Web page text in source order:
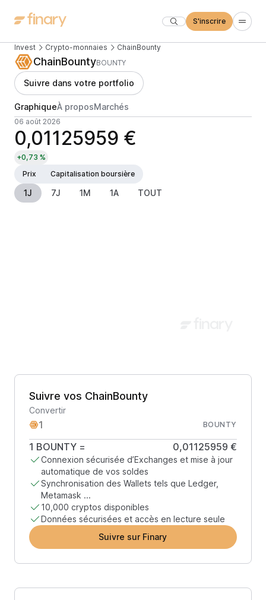
S'inscrire
Invest Crypto-monnaies ChainBounty
ChainBountyBOUNTY
Suivre dans votre portfolio
GraphiqueÀ proposMarchés
06 août 2026
0,01125959 €
+0,73 %
Prix
Capitalisation boursière
1J 7J 1M 1A TOUT
Suivre vos ChainBounty
Convertir
BOUNTY
1 BOUNTY = 0,01125959 €
Connexion sécurisée d’Exchanges et mise à jour
automatique de vos soldes
Synchronisation des Wallets tels que Ledger,
Metamask ...
10,000 cryptos disponibles
Données sécurisées et accès en lecture seule
Suivre sur Finary